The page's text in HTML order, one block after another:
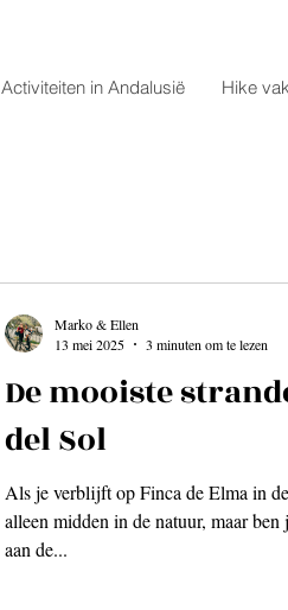
Activiteiten in Andalusië Hike
De mooiste
del Sol
Als je verblijft op Finca de Elma in
alleen midden in de natuur, maar ben je in ongeveer 45
aan de...
Marko & Ellen
13 mei 2025
3 minuten om te lezen